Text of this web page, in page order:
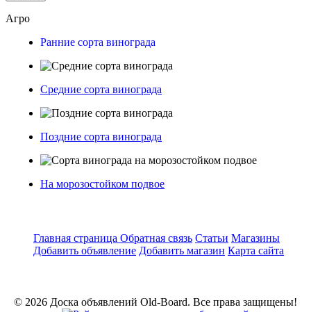
Агро
Ранние сорта винограда
Средние сорта винограда
Поздние сорта винограда
На морозостойком подвое
Главная страница Обратная связь Статьи Магазины
Добавить объявление Добавить магазин Карта сайта
© 2026 Доска объявлений Old-Board. Все права защищены!